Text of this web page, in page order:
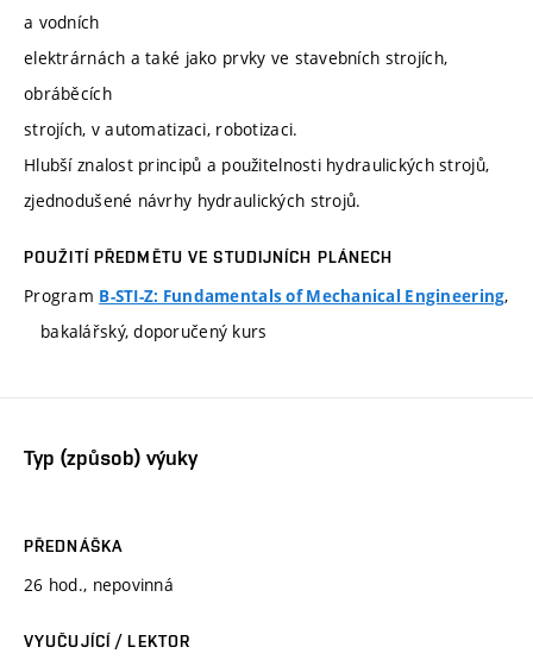
a vodních
elektrárnách a také jako prvky ve stavebních strojích,
obráběcích
strojích, v automatizaci, robotizaci.
Hlubší znalost principů a použitelnosti hydraulických strojů,
zjednodušené návrhy hydraulických strojů.
POUŽITÍ PŘEDMĚTU VE STUDIJNÍCH PLÁNECH
Program B-STI-Z: Fundamentals of Mechanical Engineering,
bakalářský, doporučený kurs
Typ (způsob) výuky
PŘEDNÁŠKA
26 hod., nepovinná
VYUČUJÍCÍ / LEKTOR